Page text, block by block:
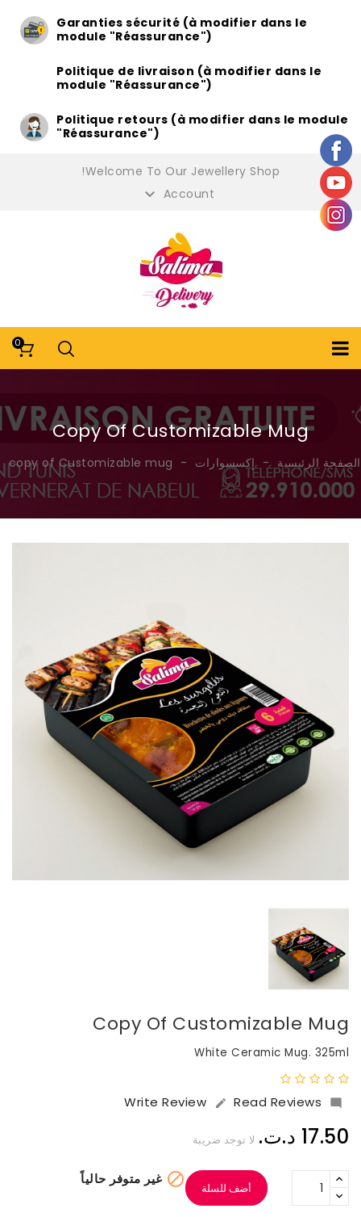
Garanties sécurité (à modifier dans le
module "Réassurance")
Politique de livraison (à modifier dans le
module "Réassurance")
Politique retours (à modifier dans le module
"Réassurance")
Welcome To Our Jewellery Shop!
Account

0
Copy Of Customizable Mug
الصفحة الرئيسية إكسسوارات copy of Customizable mug
Copy Of Customizable Mug
White Ceramic Mug. 325ml

Read Reviews

Write Review
17.50 د.ت.‏ لا توجد ضريبة
أضف للسلة  غير متوفر حالياً